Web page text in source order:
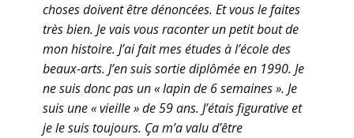
choses doivent être dénoncées. Et vous le faites
très bien. Je vais vous raconter un petit bout de
mon histoire. J’ai fait mes études à l’école des
beaux-arts. J’en suis sortie diplômée en 1990. Je
ne suis donc pas un « lapin de 6 semaines ». Je
suis une « vieille » de 59 ans. J’étais figurative et
je le suis toujours. Ça m’a valu d’être